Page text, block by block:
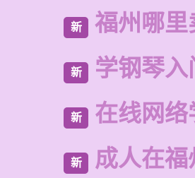
新 福州哪里
新 学钢琴
新 在线网
新 成人在